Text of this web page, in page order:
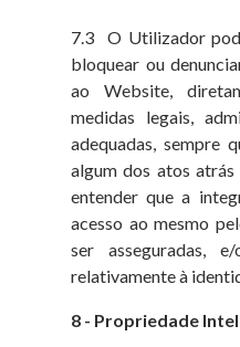
7.3 O Utilizador
bloquear ou
ao Website,
medidas legais,
adequadas, sempre
algum dos atos
entender que a
acesso ao mesmo
ser asseguradas,
relativamente à
8 - Propriedade